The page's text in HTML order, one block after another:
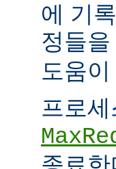
에 기
정들
도움
프로